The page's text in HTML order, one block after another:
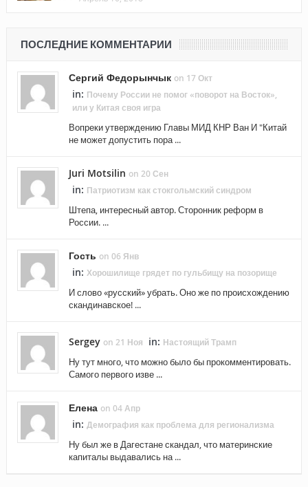
ПОСЛЕДНИЕ КОММЕНТАРИИ
Сергий Федорынчык on 17 Окт
in: Почему России не помог «поворот на Восток»,
или у Китая своя игра
Вопреки утверждению Главы МИД КНР Ван И "Китай
не может допустить пора ...
Juri Motsilin on 20 Сен
in: Патриотизм как стокгольмский синдром
Штепа, интересный автор. Сторонник реформ в
России. ...
Гость on 06 Янв
in: Хорошилище грядет по гульбищу на позорище
И слово «русский» убрать. Оно же по происхождению
скандинавское! ...
Sergey on 21 Ноя in: Настоящий Трамп
Ну тут много, что можно было бы прокомментировать.
Самого первого изве ...
Елена on 04 Апр
in: Демография как проблема для регионализма
Ну был же в Дагестане скандал, что материнские
капиталы выдавались на ...